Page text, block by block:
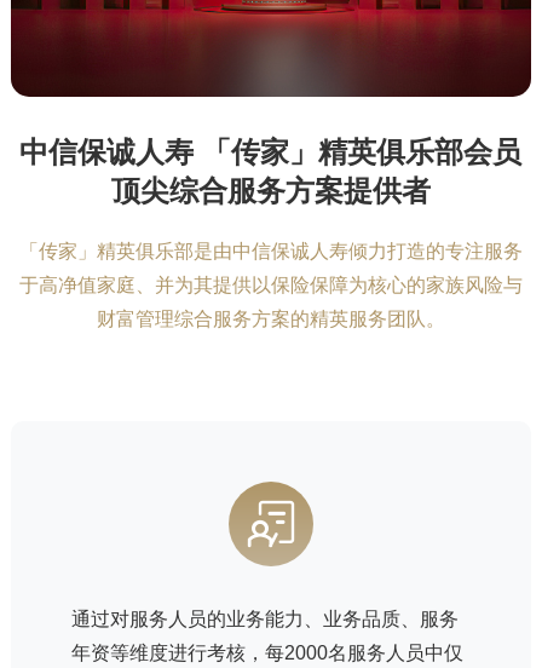
中信保诚人寿 「传家」精英俱乐部会员
顶尖综合服务方案提供者
「传家」精英俱乐部是由中信保诚人寿倾力打造的专注服务
于高净值家庭、并为其提供以保险保障为核心的家族风险与
财富管理综合服务方案的精英服务团队。
通过对服务人员的业务能力、业务品质、服务
年资等维度进行考核，每2000名服务人员中仅